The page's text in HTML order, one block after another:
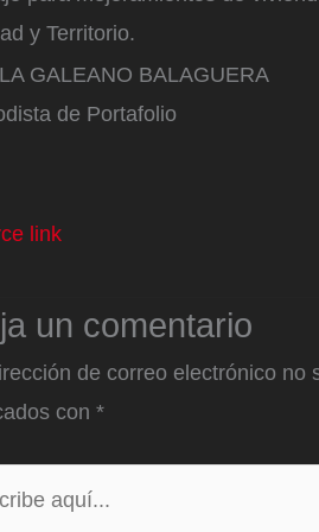
y Territorio.
GALEANO BALAGUERA
de Portafolio
link
un comentario
de correo electrónico no
con *